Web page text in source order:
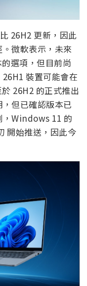
26H2 更新，因此
微軟表示，未來
選項，但目前尚
裝置可能會在
26H2 的正式推出
但已確認版本已
，Windows 11 的
開始推送，因此今